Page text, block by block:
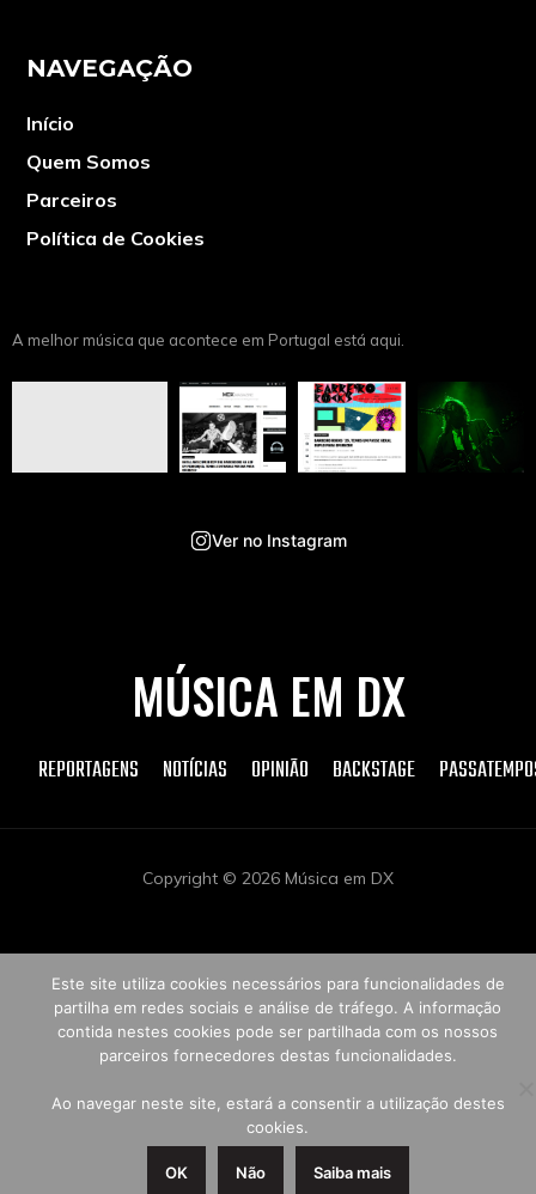
NAVEGAÇÃO
Início
Quem Somos
Parceiros
Política de Cookies
A melhor música que acontece em Portugal está aqui.
Ver no Instagram
MÚSICA EM DX
REPORTAGENS NOTÍCIAS OPINIÃO BACKSTAGE
Copyright © 2026 Música em DX
Este site utiliza cookies necessários para funcionalidades de
partilha em redes sociais e análise de tráfego. A informação
contida nestes cookies pode ser partilhada com os nossos
parceiros fornecedores destas funcionalidades.
Ao navegar neste site, estará a consentir a utilização destes
cookies.
OK Não Saiba mais